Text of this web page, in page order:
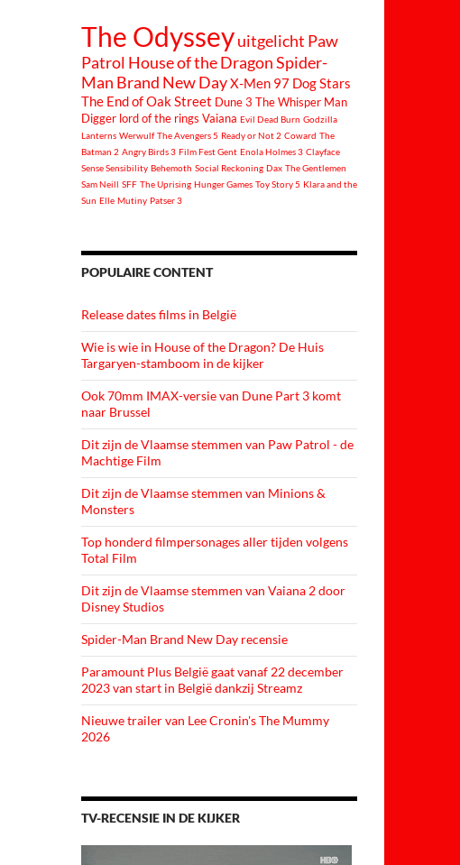
The Odysseyuitgelicht Paw
Patrol House of the DragonSpider-
Man Brand New DayX-Men 97 Dog Stars
The End of Oak Street Dune 3 The Whisper Man
Digger lord of the rings Vaiana Evil Dead Burn Godzilla
Lanterns Werwulf The Avengers 5 Ready or Not 2 Coward The
Batman 2 Angry Birds 3 Film Fest Gent Enola Holmes 3 Clayface
Sense Sensibility Behemoth Social Reckoning Dax The Gentlemen
Sam Neill SFF The Uprising Hunger Games Toy Story 5 Klara and the
Sun Elle Mutiny Patser 3
POPULAIRE CONTENT
Release dates films in België
Wie is wie in House of the Dragon? De Huis
Targaryen-stamboom in de kijker
Ook 70mm IMAX-versie van Dune Part 3 komt
naar Brussel
Dit zijn de Vlaamse stemmen van Paw Patrol - de
Machtige Film
Dit zijn de Vlaamse stemmen van Minions &
Monsters
Top honderd filmpersonages aller tijden volgens
Total Film
Dit zijn de Vlaamse stemmen van Vaiana 2 door
Disney Studios
Spider-Man Brand New Day recensie
Paramount Plus België gaat vanaf 22 december
2023 van start in België dankzij Streamz
Nieuwe trailer van Lee Cronin's The Mummy
2026
TV-RECENSIE IN DE KIJKER